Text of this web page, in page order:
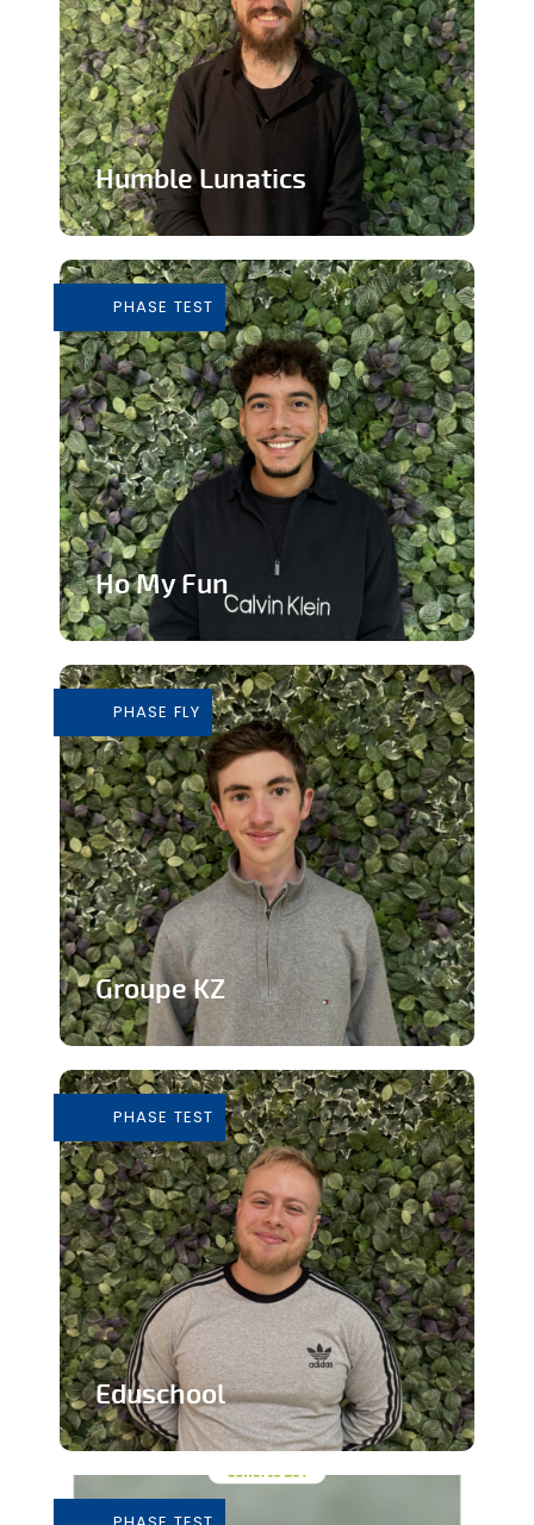
Humble Lunatics
éthique
En savoir plus
PHASE TEST
Ho My Fun
inclusive
En savoir plus
PHASE FLY
Groupe KZ
main
En savoir plus
PHASE TEST
Eduschool
de professeurs en secondaire